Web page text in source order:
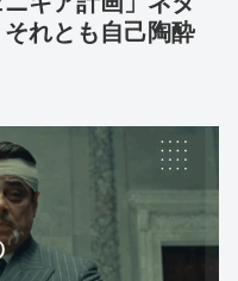
れとも自己陶酔